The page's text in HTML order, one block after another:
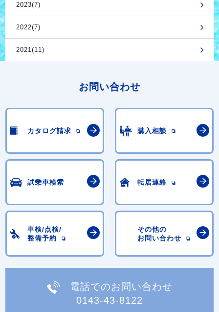
2023(7)
2022(7)
2021(11)
お問い合わせ
カタログ請求 購入相談
試乗車検索 転居連絡
車検/点検/
整備予約
その他の
お問い合わせ
電話でのお問い合わせ
0143-43-8122